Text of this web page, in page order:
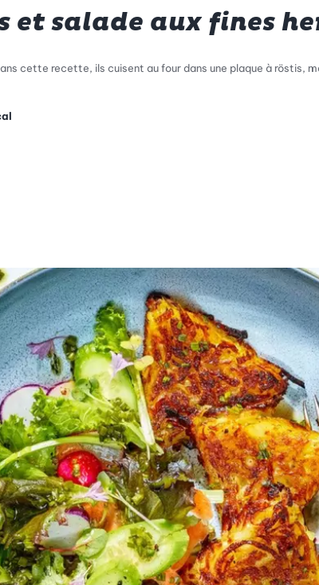
et salade aux fines
cette recette, ils cuisent au four dans une plaque à röstis,
sur l’échelle Green Betty